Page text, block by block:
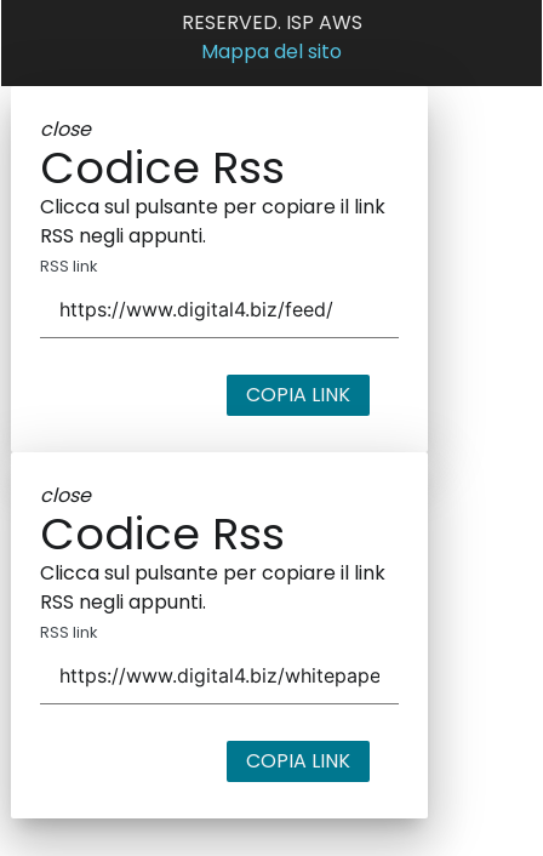
RESERVED. ISP AWS
Mappa del sito
close
Codice Rss
Clicca sul pulsante per copiare il link
RSS negli appunti.
RSS link
COPIA LINK
close
Codice Rss
Clicca sul pulsante per copiare il link
RSS negli appunti.
RSS link
COPIA LINK